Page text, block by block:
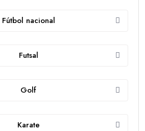
Fútbol nacional
Futsal
Golf
Karate